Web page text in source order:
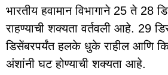
भारतीय हवामान विभागाने 25 ते 28
राहण्याची शक्यता वर्तवली आहे. 29
डिसेंबरपर्यंत हलके धुके राहील आणि
अंशांनी घट होण्याची शक्यता आहे.